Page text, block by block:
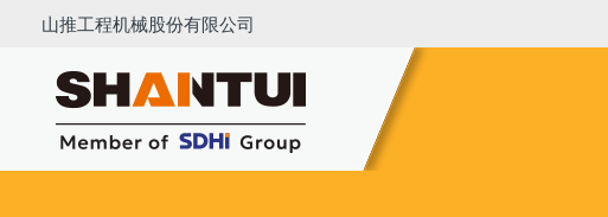
日韩精品网_日韩免费视频_日韩在线资源
山推工程机械股份有限公司